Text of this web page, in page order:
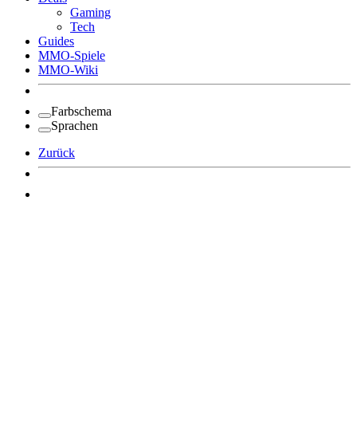
Gaming
Tech
Guides
MMO-Spiele
MMO-Wiki
Farbschema
Sprachen
Zurück